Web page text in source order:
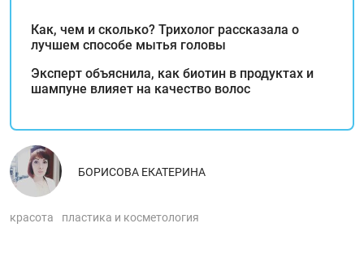
Как, чем и сколько? Трихолог рассказала о
лучшем способе мытья головы
Эксперт объяснила, как биотин в продуктах и
шампуне влияет на качество волос
БОРИСОВА ЕКАТЕРИНА
красота пластика и косметология